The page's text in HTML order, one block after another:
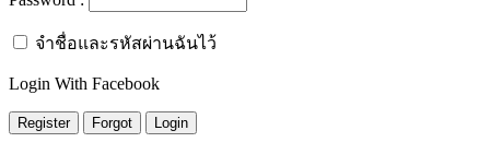
จำชื่อและรหัสผ่านฉันไว้
Login With Facebook